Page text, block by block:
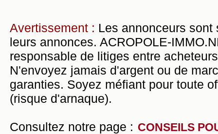
Avertissement : Les annonceurs
leurs annonces. ACROPOLE-
responsable de litiges entre
N'envoyez jamais d'argent ou de
garanties. Soyez méfiant pour toute
(risque d'arnaque).
Consultez notre page : CONSEILS